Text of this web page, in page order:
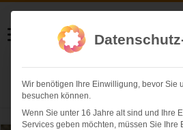
Helmut
Herzlich
Wir benötigen Ihre Einwilligung, bevor Sie
besuchen können.
Wenn Sie unter 16 Jahre alt sind und Ihre
Services geben möchten, müssen Sie Ihre